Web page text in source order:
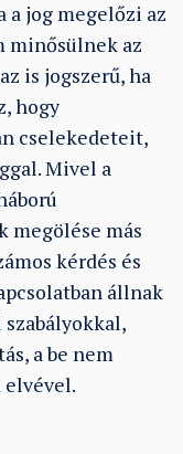
a jog megelőzi az
minősülnek az
is jogszerű, ha
hogy
cselekedeteit,
Mivel a
megölése más
kérdés és
állnak
a be nem
elvével.